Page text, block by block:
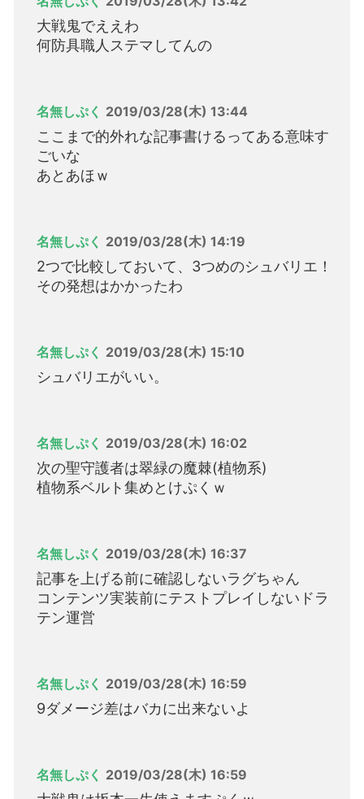
大戦鬼でええわ
何防具職人ステマしてんの
名無しぷく 2019/03/28(木) 13:44
ここまで的外れな記事書けるってある意味す
ごいな
あとあほｗ
名無しぷく 2019/03/28(木) 14:19
2つで比較しておいて、3つめのシュバリエ！
その発想はかかったわ
名無しぷく 2019/03/28(木) 15:10
シュバリエがいい。
名無しぷく 2019/03/28(木) 16:02
次の聖守護者は翠緑の魔棘(植物系)
植物系ベルト集めとけぷくｗ
名無しぷく 2019/03/28(木) 16:37
記事を上げる前に確認しないラグちゃん
コンテンツ実装前にテストプレイしないドラ
テン運営
名無しぷく 2019/03/28(木) 16:59
9ダメージ差はバカに出来ないよ
名無しぷく 2019/03/28(木) 16:59